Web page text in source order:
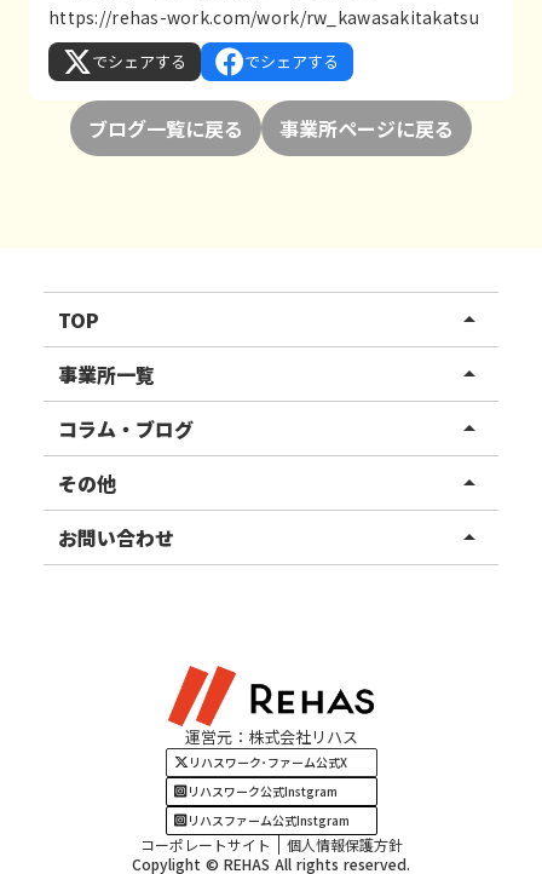
https://rehas-work.com/work/rw_kawasakitakatsu
でシェアする でシェアする
ブログ一覧に戻る 事業所ページに戻る
TOP arrow_drop_up
リハスワーク
リハスファーム
事業所一覧 arrow_drop_up
関東エリア
東北エリア
甲信越エリア
四国・九州エリア
コラム・ブログ arrow_drop_up
事業所ブログ
ご利用者様の声
その他 arrow_drop_up
お知らせ
お問い合わせ arrow_drop_up
運営元：株式会社リハス
リハスワーク･ファーム公式X
リハスワーク公式Instgram
リハスファーム公式Instgram
コーポレートサイト
個人情報保護方針
Copylight © REHAS All rights reserved.